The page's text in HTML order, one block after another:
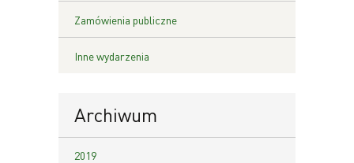
Zamówienia publiczne
Inne wydarzenia
Archiwum
2019